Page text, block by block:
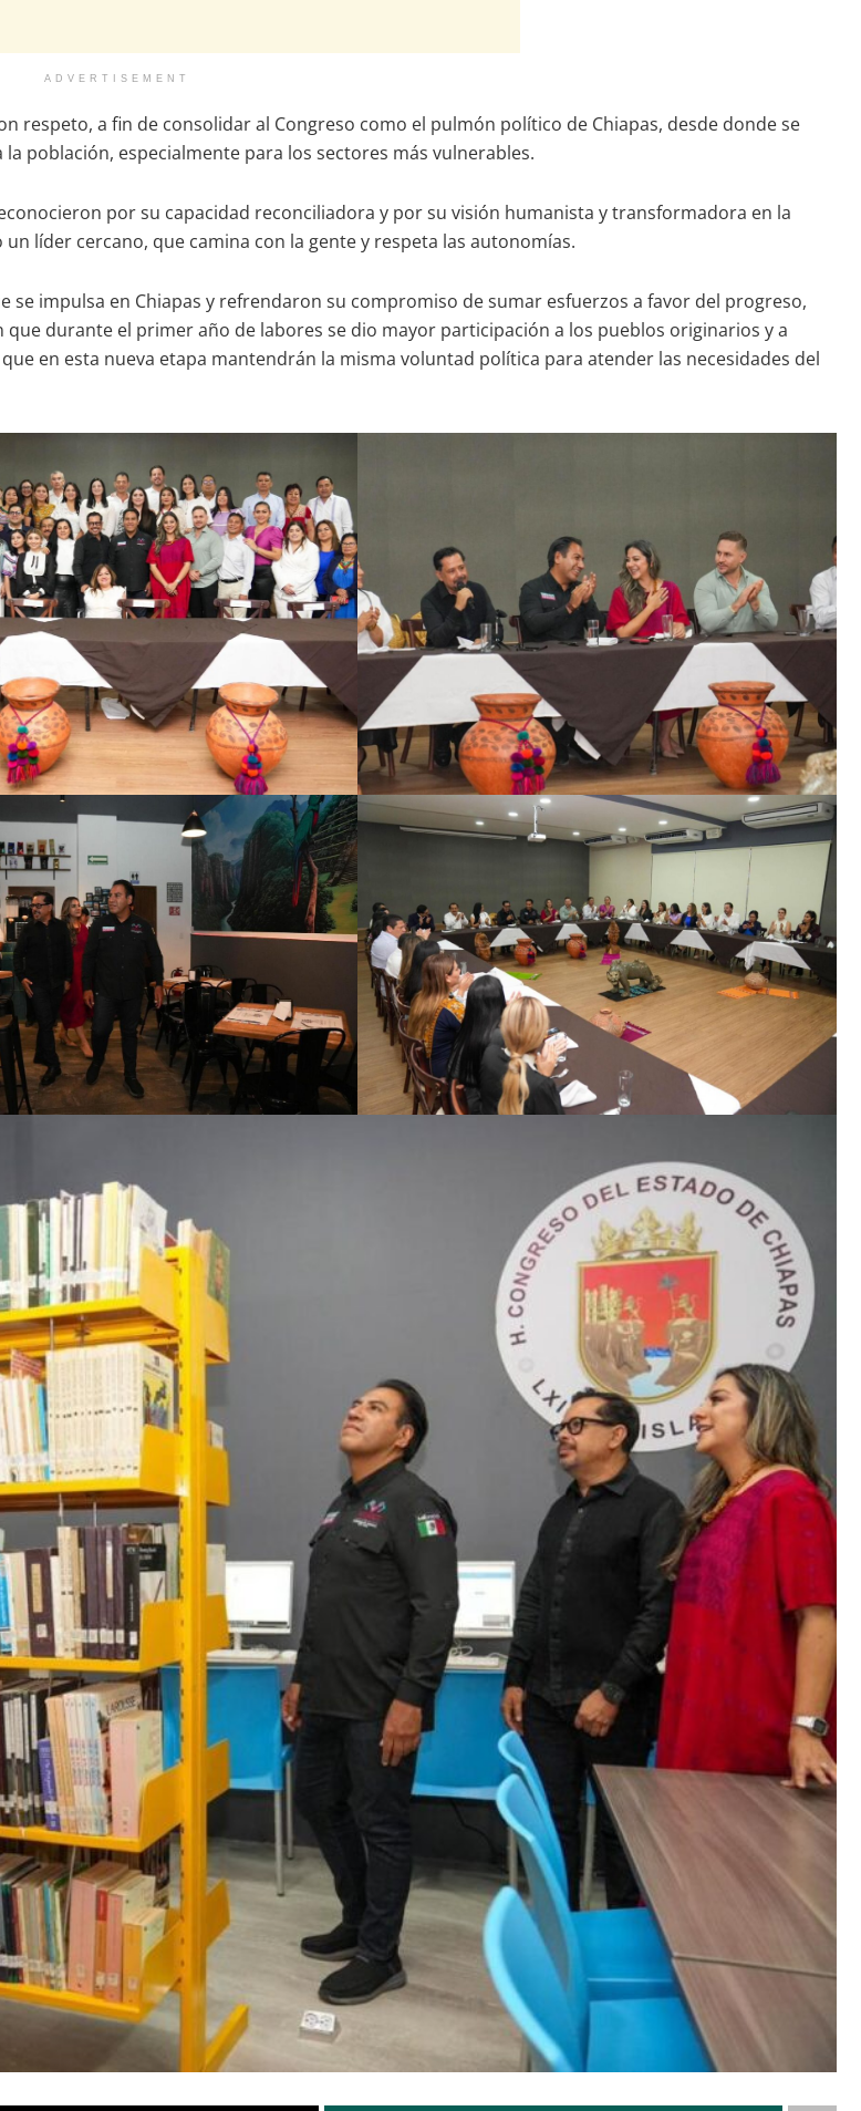
ADVERTISEMENT
respeto, a fin de consolidar al Congreso como el pulmón político de Chiapas, desde donde se
población, especialmente para los sectores más vulnerables.
por su capacidad reconciliadora y por su visión humanista y transformadora en la
líder cercano, que camina con la gente y respeta las autonomías.
impulsa en Chiapas y refrendaron su compromiso de sumar esfuerzos a favor del progreso,
durante el primer año de labores se dio mayor participación a los pueblos originarios y a
en esta nueva etapa mantendrán la misma voluntad política para atender las necesidades del